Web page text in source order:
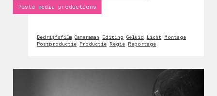
Pasta media productions
Bedrijfsfilm Cameraman Editing Geluid Licht
Montage
Postproductie Productie Regie Reportage